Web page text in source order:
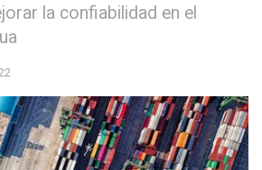
la confiabilidad en el